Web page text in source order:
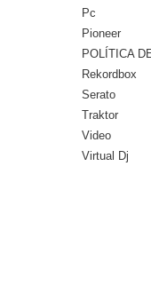
Pc
Pioneer
POLÍTICA
Rekordbox
Serato
Traktor
Video
Virtual Dj